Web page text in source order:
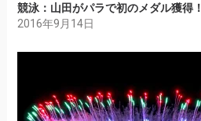
競泳：山田がパラで初のメダル獲得！
2016年9月14日